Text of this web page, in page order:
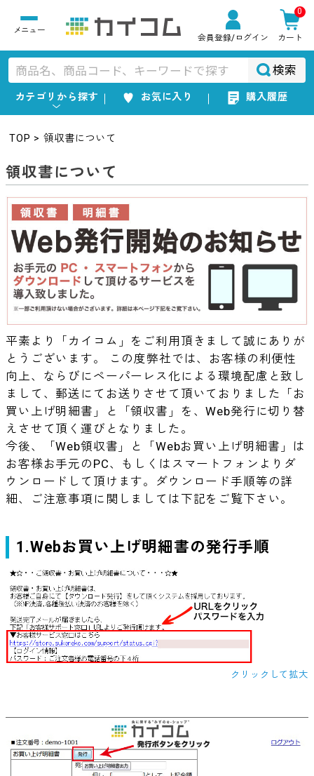
会員登録/ログイン
0
カート
検索
カテゴリから探す お気に入り 購入履歴
TOP 領収書について
領収書について
平素より「カイコム」をご利用頂きまして誠にありが
とうございます。 この度弊社では、お客様の利便性
向上、ならびにペーパーレス化による環境配慮と致し
まして、郵送にてお送りさせて頂いておりました「お
買い上げ明細書」と「領収書」を、Web発行に切り替
えさせて頂く運びとなりました。
今後、「Web領収書」と「Webお買い上げ明細書」は
お客様お手元のPC、もしくはスマートフォンよりダ
ウンロードして頂けます。ダウンロード手順等の詳
細、ご注意事項に関しましては下記をご覧下さい。
1.Webお買い上げ明細書の発行手順
クリックして拡大